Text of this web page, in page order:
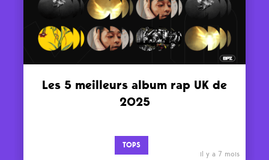
Les 5 meilleurs album rap UK de
2025
TOPS
il y a 7 mois